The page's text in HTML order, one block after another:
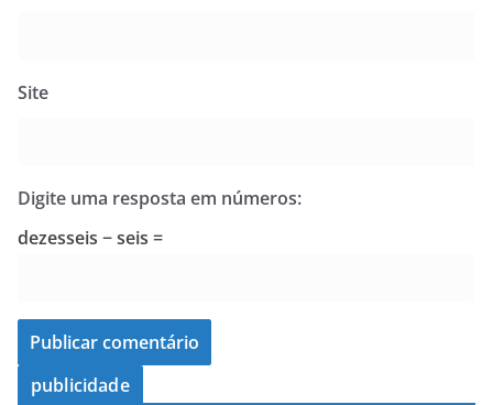
Site
Digite uma resposta em números:
dezesseis − seis =
publicidade